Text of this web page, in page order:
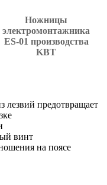
Ножницы
электромонтажника
ES-01 производства
KBT
лезвий предотвращает
винт
на поясе